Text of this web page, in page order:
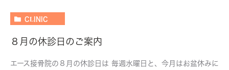
CLINIC
８月の休診日のご案内
エース接骨院の８月の休診日は 毎週水曜日と、今月はお盆休みに